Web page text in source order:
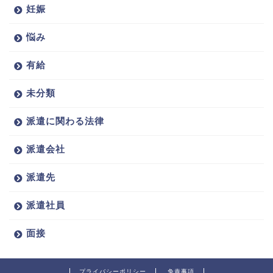
妊娠
悩み
有給
未分類
派遣に関わる法律
派遣会社
派遣先
派遣社員
面接